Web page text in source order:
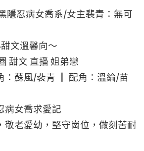
隱忍病女喬系/女主裴青：無可
文溫馨向～
甜文 直播 姐弟戀
：蘇風/裴青 ┃ 配角：溫綸/苗
病女喬求愛記
敬老愛幼，堅守崗位，做刻苦耐